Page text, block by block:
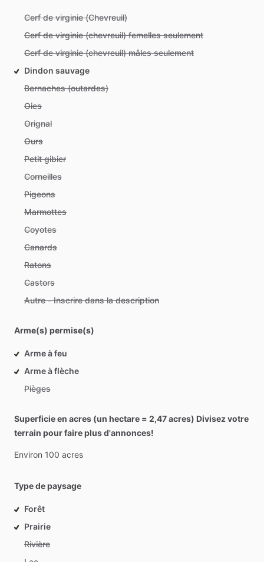
Cerf de virginie (Chevreuil)
Cerf de virginie (chevreuil) femelles seulement
Cerf de virginie (chevreuil) mâles seulement
Dindon sauvage
Bernaches (outardes)
Oies
Orignal
Ours
Petit gibier
Corneilles
Pigeons
Marmottes
Coyotes
Canards
Ratons
Castors
Autre - Inscrire dans la description
Arme(s) permise(s)
Arme à feu
Arme à flèche
Pièges
Superficie en acres (un hectare = 2,47 acres) Divisez votre
terrain pour faire plus d'annonces!
Environ 100 acres
Type de paysage
Forêt
Prairie
Rivière